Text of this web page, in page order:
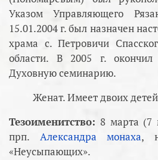
Указом Управляющего
15.01.2004 г. был назначен
храма с. Петровичи
области. В 2005 г. окончил
Духовную семинарию.
Женат. Имеет двоих
Тезоименитство: 8 марта (7
прп. Александра монаха,
«Неусыпающих».